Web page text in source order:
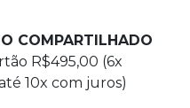
COMPARTILHADO
R$495,00 (6x
10x com juros)